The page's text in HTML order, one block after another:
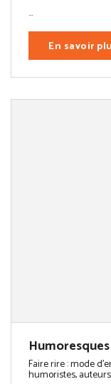
...
En savoir
Humoresques
Faire rire : mode
humoristes,